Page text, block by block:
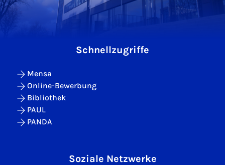
Schnellzugriffe
Mensa
Online-Bewerbung
Bibliothek
PAUL
PANDA
Soziale Netzwerke